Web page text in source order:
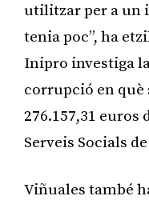
utilitzar per a un
tenia poc”, ha
Inipro investiga
corrupció en què
276.157,31
Serveis Socials
Viñuales també